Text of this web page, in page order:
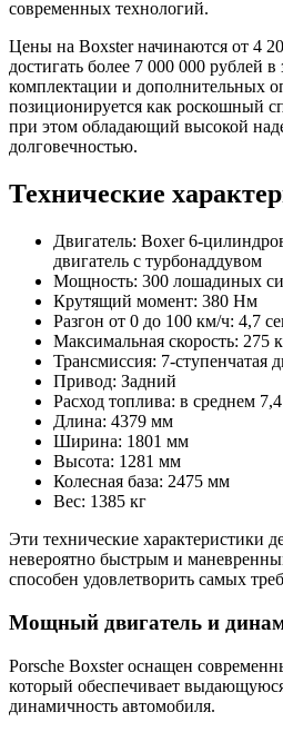
современных технологий.
Цены на Boxster начинаются от 4
достигать более 7 000 000 рублей в
комплектации и дополнительных
позиционируется как роскошный
при этом обладающий высокой
долговечностью.
Технические
Двигатель: Boxer 6-
двигатель с турбонаддувом
Мощность: 300 лошадиных
Крутящий момент: 380 Нм
Разгон от 0 до 100 км/ч: 4,7
Максимальная скорость: 275
Трансмиссия: 7-ступенчатая
Привод: Задний
Расход топлива: в среднем
Длина: 4379 мм
Ширина: 1801 мм
Высота: 1281 мм
Колесная база: 2475 мм
Вес: 1385 кг
Эти технические характеристики
невероятно быстрым и
способен удовлетворить самых
Мощный двигатель и
Porsche Boxster оснащен
который обеспечивает
динамичность автомобиля.